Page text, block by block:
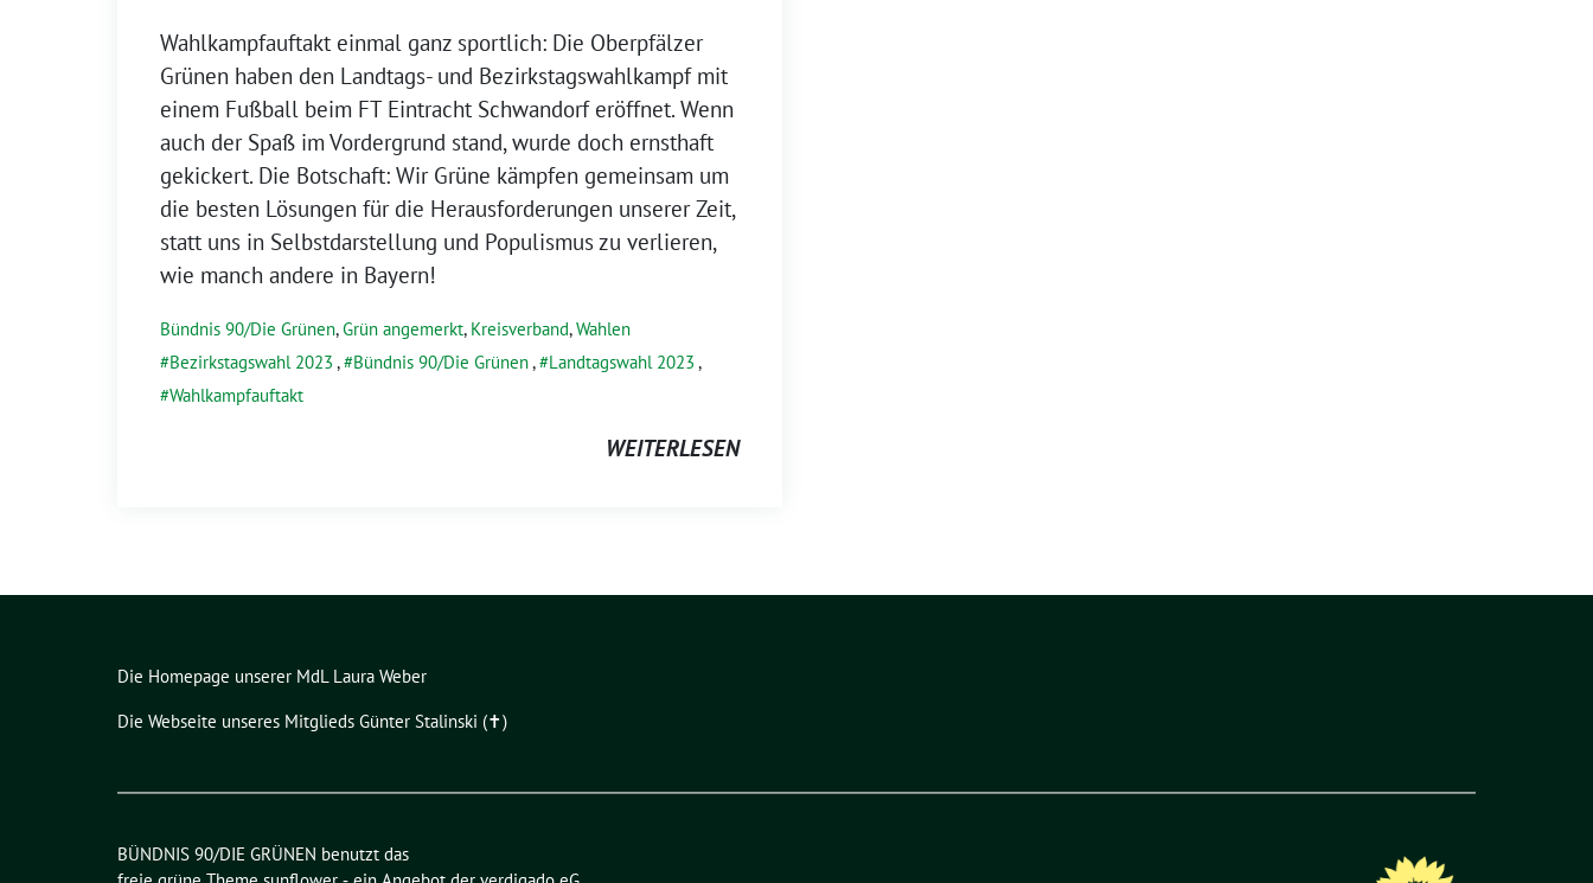
Wahlkampfauftakt einmal ganz sportlich: Die Oberpfälzer
Grünen haben den Landtags- und Bezirkstagswahlkampf mit
einem Fußball beim FT Eintracht Schwandorf eröffnet. Wenn
auch der Spaß im Vordergrund stand, wurde doch ernsthaft
gekickert. Die Botschaft: Wir Grüne kämpfen gemeinsam um
die besten Lösungen für die Herausforderungen unserer Zeit,
statt uns in Selbstdarstellung und Populismus zu verlieren,
wie manch andere in Bayern!
Bündnis 90/Die Grünen,Grün angemerkt, Kreisverband,Wahlen
Bezirkstagswahl 2023 , Bündnis 90/Die Grünen, Landtagswahl 2023 ,
Wahlkampfauftakt
WEITERLESEN
Die Homepage unserer MdL Laura Weber
Die Webseite unseres Mitglieds Günter Stalinski (✝︎)
BÜNDNIS 90/DIE GRÜNEN benutzt das